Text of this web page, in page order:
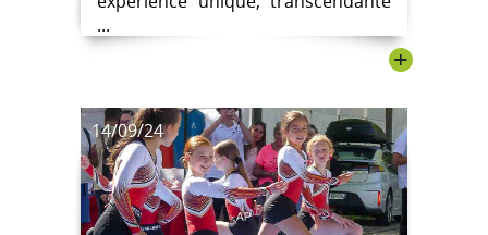
...
+
14/09/24